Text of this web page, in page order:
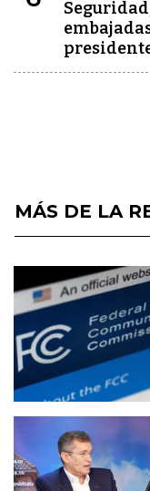
MÁS DE LA